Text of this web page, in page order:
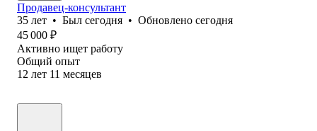
Продавец-консультант
35 лет • Был сегодня • Обновлено сегодня
45 000 ₽
Активно ищет работу
Общий опыт
12 лет 11 месяцев